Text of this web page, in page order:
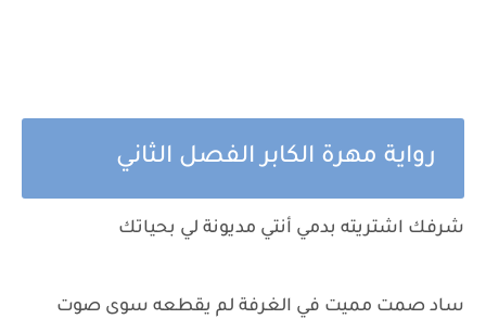
رواية مهرة الكابر الفصل الثاني
شرفك اشتريته بدمي أنتي مديونة لي بحياتك
ساد صمت مميت في الغرفة لم يقطعه سوى صوت